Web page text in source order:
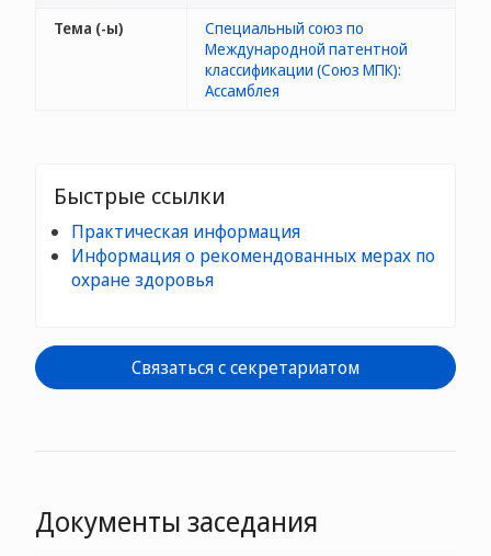
Тема (-ы)
Специальный союз по
Международной патентной
классификации (Союз МПК):
Ассамблея
Быстрые ссылки
Практическая информация
Информация о рекомендованных мерах по
охране здоровья
Связаться с секретариатом
Документы заседания